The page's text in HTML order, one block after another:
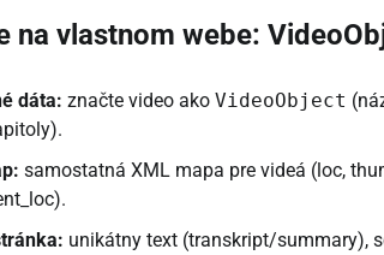
na vlastnom webe:
dáta: značte video ako VideoObject
samostatná XML mapa pre videá (loc,
unikátny text (transkript/summary),